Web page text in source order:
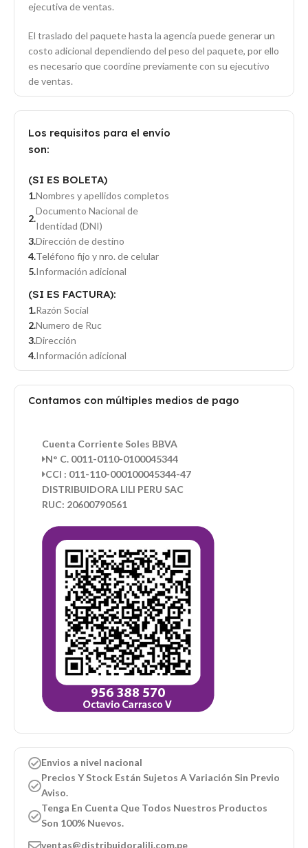
ejecutiva de ventas.
El traslado del paquete hasta la agencia puede generar un
costo adicional dependiendo del peso del paquete, por ello
es necesario que coordine previamente con su ejecutivo
de ventas.
Los requisitos para el envío
son:
(SI ES BOLETA)
Nombres y apellidos completos
Documento Nacional de
Identidad (DNI)
Dirección de destino
Teléfono fijo y nro. de celular
Información adicional
(SI ES FACTURA):
Razón Social
Numero de Ruc
Dirección
Información adicional
Contamos con múltiples medios de pago
Cuenta Corriente Soles BBVA
N° C. 0011-0110-0100045344
CCI : 011-110-000100045344-47
DISTRIBUIDORA LILI PERU SAC
RUC: 20600790561
Envios a nivel nacional
Precios Y Stock Están Sujetos A Variación Sin Previo
Aviso.
Tenga En Cuenta Que Todos Nuestros Productos
Son 100% Nuevos.
ventas@distribuidoralili.com.pe